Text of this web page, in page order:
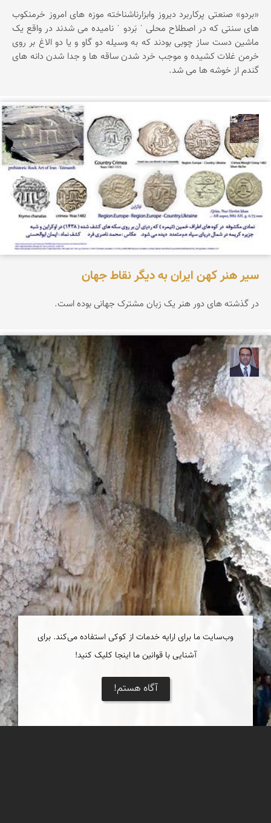
«بردو» صنعتی پرکاربرد دیروز وابزارناشناخته موزه های امروز خرمنکوب
های سنتی که در اصطلاح محلی ˈ بَردو ˈ نامیده می شدند در واقع یک
ماشین دست ساز چوبی بودند که به وسیله دو گاو و یا دو الاغ بر روی
خرمن غلات کشیده و موجب خرد شدن ساقه ها و جدا شدن دانه های
گندم از خوشه ها می شد.
محمد ناصری فرد
سیر هنر کهن ایران به دیگر نقاط جهان
در گذشته های دور هنر یک زبان مشترک جهانی بوده است.
نادر چقاجردی
وب‌سایت ما برای ارایه خدمات از کوکی استفاده می‌کند. برای
آشنایی با قوانین ما اینجا کلیک کنید!
آگاه هستم!